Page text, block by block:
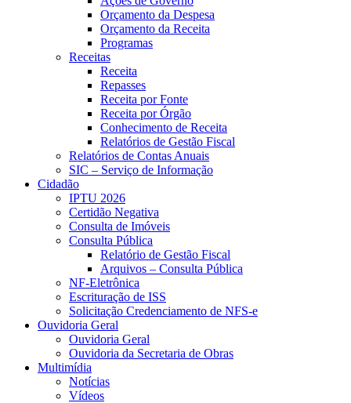
Orçamento da Despesa
Orçamento da Receita
Programas
Receitas
Receita
Repasses
Receita por Fonte
Receita por Órgão
Conhecimento de Receita
Relatórios de Gestão Fiscal
Relatórios de Contas Anuais
SIC – Serviço de Informação
Cidadão
IPTU 2026
Certidão Negativa
Consulta de Imóveis
Consulta Pública
Relatório de Gestão Fiscal
Arquivos – Consulta Pública
NF-Eletrônica
Escrituração de ISS
Solicitação Credenciamento de NFS-e
Ouvidoria Geral
Ouvidoria Geral
Ouvidoria da Secretaria de Obras
Multimídia
Notícias
Vídeos